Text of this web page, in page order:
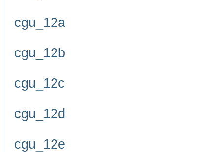
cgu_12a
cgu_12b
cgu_12c
cgu_12d
cgu_12e